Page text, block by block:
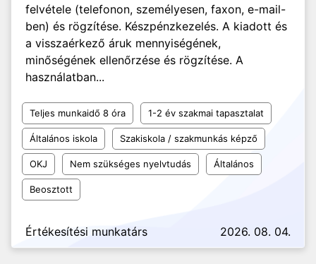
felvétele (telefonon, személyesen, faxon, e-mail-
ben) és rögzítése. Készpénzkezelés. A kiadott és
a visszaérkező áruk mennyiségének,
minőségének ellenőrzése és rögzítése. A
használatban...
Teljes munkaidő 8 óra 1-2 év szakmai tapasztalat
Általános iskola Szakiskola / szakmunkás képző
OKJ Nem szükséges nyelvtudás Általános
Beosztott
Értékesítési munkatárs 2026. 08. 04.